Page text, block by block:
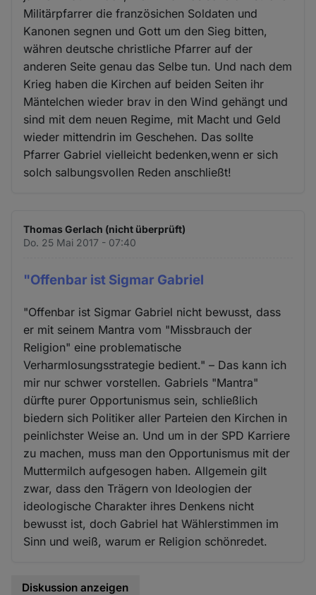
Militärpfarrer die französichen Soldaten und
Kanonen segnen und Gott um den Sieg bitten,
währen deutsche christliche Pfarrer auf der
anderen Seite genau das Selbe tun. Und nach dem
Krieg haben die Kirchen auf beiden Seiten ihr
Mäntelchen wieder brav in den Wind gehängt und
sind mit dem neuen Regime, mit Macht und Geld
wieder mittendrin im Geschehen. Das sollte
Pfarrer Gabriel vielleicht bedenken,wenn er sich
solch salbungsvollen Reden anschließt!
Thomas Gerlach (nicht überprüft)
Do. 25 Mai 2017 - 07:40
"Offenbar ist Sigmar Gabriel
"Offenbar ist Sigmar Gabriel nicht bewusst, dass
er mit seinem Mantra vom "Missbrauch der
Religion" eine problematische
Verharmlosungsstrategie bedient." – Das kann ich
mir nur schwer vorstellen. Gabriels "Mantra"
dürfte purer Opportunismus sein, schließlich
biedern sich Politiker aller Parteien den Kirchen in
peinlichster Weise an. Und um in der SPD Karriere
zu machen, muss man den Opportunismus mit der
Muttermilch aufgesogen haben. Allgemein gilt
zwar, dass den Trägern von Ideologien der
ideologische Charakter ihres Denkens nicht
bewusst ist, doch Gabriel hat Wählerstimmen im
Sinn und weiß, warum er Religion schönredet.
Diskussion anzeigen